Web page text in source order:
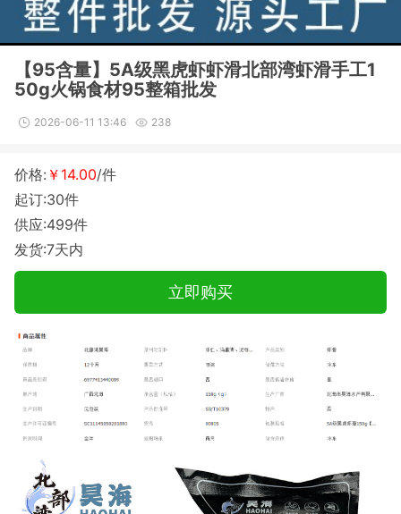
【95含量】5A级黑虎虾虾滑北部湾虾滑手工1
50g火锅食材95整箱批发
2026-06-11 13:46 238
价格: ￥14.00/件
起订:30件
供应:499件
发货:7天内
立即购买